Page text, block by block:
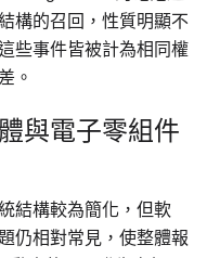
構的召回，性質明顯不
些事件皆被計為相同權
。
與電子零組件
結構較為簡化，但軟
仍相對常見，使整體報